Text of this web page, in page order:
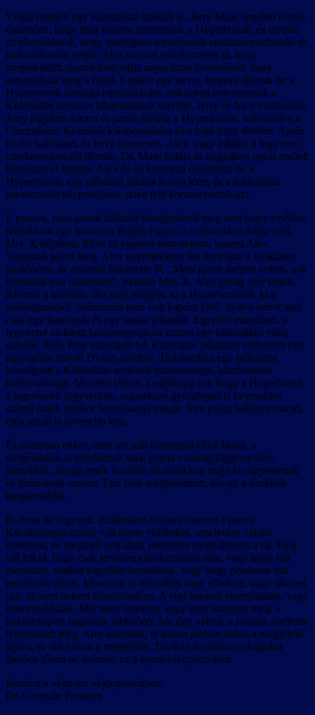
Végül minden egy választássá szűkült le. Jerry Maas amellett érvelt,
ésszerűen, hogy meg kellene mentenünk a Hyperboreát, és elvinni
az ellenállásnak, hogy intelligens sorstársaink tanulmányozhassák és
kiaknázhassák erejét. Alex viszont emlékeztetett rá, hogy
megesküdött, tiszteletben tartja anyja azon követelését, hogy
semmisítsük meg a hajót. Kiötlött egy tervet, hogyan állítsuk be a
Hyperboreát önmaga elpusztítására, miközben belevezetjük a
Különállás inváziós központjának szívébe. Jerry és Alex vitatkoztak.
Jerry legyűrte Alexet és partra futtatta a Hyperboreát, felkészülve a
Csizmahúzó Készülék kikapcsolására és a hajó jégre tételére. Aztán
lövést hallottam, és Jerry összeesett. Alex, vagy inkább a fegyvere,
mindannyiunkról döntött. Dr. Maas halála az öngyilkos ugrás mellett
kötelezett el minket. Alex és én komoran élesítettük be a
Hyperboreát, egy időutazó rakétát hozva létre, és a Különállás
parancsnoki központjának szíve felé kormányoztuk azt.
E ponton, mint annak hallatán kétségtelenül meg sem fogsz lepődni,
felbukkant egy bizonyos Baljós Figura, a csúfondáros bajkeverő,
Mrs. X képében. Most az egyszer nem nekem, hanem Alex
Vauntnak jelent meg. Alex gyermekkora óta nem látta a titokzatos
tanítónénit, de azonnal felismerte őt. „Most gyere szépen velem, sok
leendőnk van másmikor”, mondta Mrs. X, Alex pedig vele tartott.
Követte a különös, ősz hajú hölgyet, ki a Hyperboreáról, ki a
valóságunkból. Számomra nem volt kapóra jövő, nyitva tartott ajtó,
csak egy kuncogás és egy sanda pillantás. Egyedül maradtam, a
fegyverré alakított luxustengerjárón utazva egy különállási világ
szívébe. Erős fény ragyogott fel. Kozmikus pillantást vethettem egy
ragyogóan fénylő Dyson-gömbre. Tudatomban egy pillanatra
kivirágzott a Különállás erejének hatalmassága, küzdelmünk
hiábavalósága. Mindent láttam. Legfőképp azt, hogy a Hyperborea,
a legerősebb fegyverünk, sziporkázó gyufafejnél is kevesebbet
számít majd, amikor felrobbantja magát. Ami pedig belőlem marad,
még annál is kevesebb lesz.
És pontosan ekkor, mint azt már bizonnyal előre láttad, a
dörgőlábúak is félrehúzták saját pepita valóság-függönyüket,
benyúltak, ahogy tették korábbi alkalmakkor, majd kicsippentettek
és félreraktak engem. Épp csak megláthattam, ahogy a tűzijáték
megkezdődik.
És most itt vagyunk. Említettem visszatérésemet e partra.
Kacskaringós utazás volt olyan vidékekre, amelyeket valaha
ismertem, és meglepő volt látni, mennyire megváltozott a táj. Elég
idő telt el, hogy csak kevesen emlékezzenek rám, vagy hogy mit
mondtam, amikor legutóbb beszéltünk, vagy hogy pontosan mit
reméltünk elérni. Mostanra az ellenállás vagy elbukott, vagy sikerrel
járt, de nem nekem köszönhetően. A régi barátok elnémíttattak, vagy
lemorzsolódtak. Már nem ismerem, vagy nem ismerem meg, a
kutatócsoport tagjainak többségét, bár úgy vélem, a lázadás szelleme
fennmaradt még. Arra számítok, te nálam jobban tudod a megfelelő
lépést, és rád bízom a megtételét. További levelekre e dolgokat
illetően tőlem ne számíts; ez a legutolsó episztolám.
Barátod a végtelen véglegességben,
Dr. Gertrude Fremont